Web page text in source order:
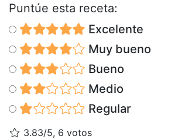
Puntúe esta receta:
Excelente
Muy bueno
Bueno
Medio
Regular
3.83/5, 6 votos